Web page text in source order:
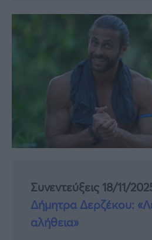
Συνεντεύξεις 18/11/
Δήμητρα Δερζέκου:
αλήθεια»